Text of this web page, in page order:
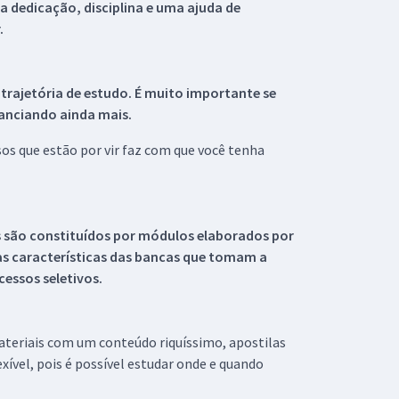
dedicação, disciplina e uma ajuda de
de estudo. É muito importante se
ainda mais.
que estão por vir faz com que você tenha
são constituídos por módulos elaborados por
características das bancas que tomam a
seletivos.
com um conteúdo riquíssimo, apostilas
pois é possível estudar onde e quando